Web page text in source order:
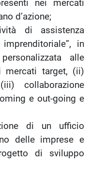
nei mercati
d’azione;
di assistenza
in
alle
mercati target, (ii)
collaborazione
e out-going e
di un ufficio
delle imprese e
di sviluppo